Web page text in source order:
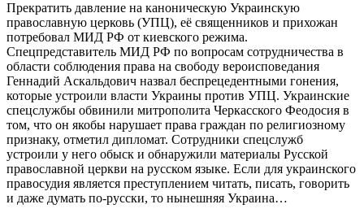
Прекратить давление на каноническую Украинскую
православную церковь (УПЦ), её священников и прихожан
потребовал МИД РФ от киевского режима.
Спецпредставитель МИД РФ по вопросам сотрудничества в
области соблюдения права на свободу вероисповедания
Геннадий Аскальдович назвал беспрецедентными гонения,
которые устроили власти Украины против УПЦ. Украинские
спецслужбы обвинили митрополита Черкасского Феодосия в
том, что он якобы нарушает права граждан по религиозному
признаку, отметил дипломат. Сотрудники спецслужб
устроили у него обыск и обнаружили материалы Русской
православной церкви на русском языке. Если для украинского
правосудия является преступлением читать, писать, говорить
и даже думать по-русски, то нынешняя Украина…